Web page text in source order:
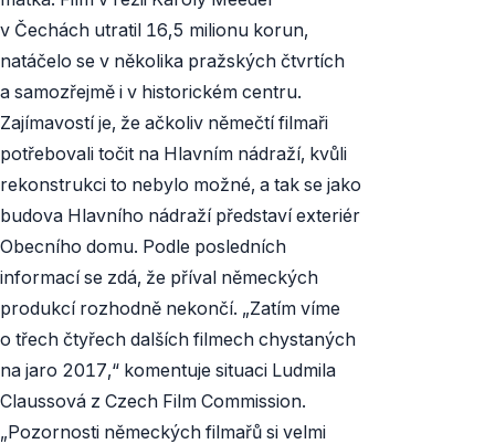
v Čechách utratil 16,5 milionu korun,
natáčelo se v několika pražských čtvrtích
a samozřejmě i v historickém centru.
Zajímavostí je, že ačkoliv němečtí filmaři
potřebovali točit na Hlavním nádraží, kvůli
rekonstrukci to nebylo možné, a tak se jako
budova Hlavního nádraží představí exteriér
Obecního domu. Podle posledních
informací se zdá, že příval německých
produkcí rozhodně nekončí. „Zatím víme
o třech čtyřech dalších filmech chystaných
na jaro 2017,“ komentuje situaci Ludmila
Claussová z Czech Film Commission.
„Pozornosti německých filmařů si velmi